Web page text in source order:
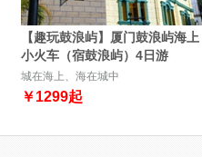
【趣玩鼓浪屿】厦门鼓浪屿海上
小火车（宿鼓浪屿）4日游
城在海上、海在城中
￥1299起